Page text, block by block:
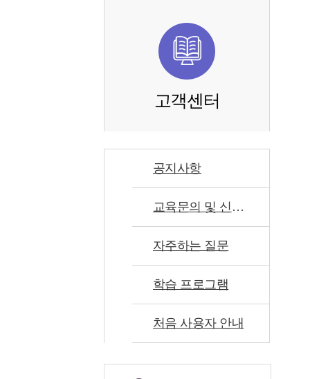
고객센터
공지사항
교육문의 및 신고센터
자주하는 질문
학습 프로그램
처음 사용자 안내